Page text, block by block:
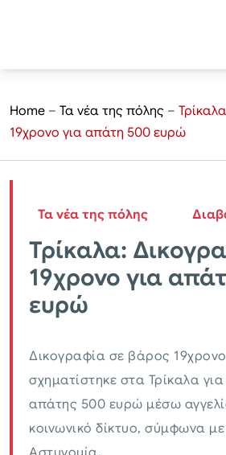
Home – Τα νέα της πόλης –
19χρονο για απάτη 500 ευρώ
Τα νέα της πόλης
Τρίκαλα:
19χρονο για
ευρώ
Δικογραφία σε βάρος
σχηματίστηκε στα Τρίκαλα
απάτης 500 ευρώ μέσω
κοινωνικό δίκτυο, σύμφωνα